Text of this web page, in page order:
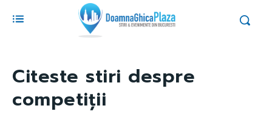
Citeste stiri despre
competiții